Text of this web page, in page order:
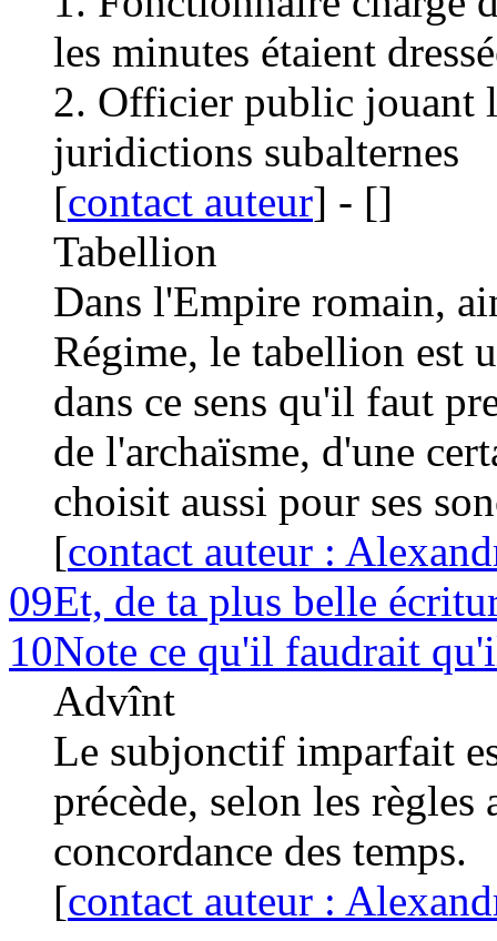
les minutes étaient
2. Officier public jouant
juridictions subalternes
[contact auteur] - []
Tabellion
Dans l'Empire romain,
Régime, le tabellion est
dans ce sens qu'il faut
de l'archaïsme, d'une
choisit aussi pour ses
[contact auteur :
09Et, de ta plus belle
10Note ce qu'il faudrait
Advînt
Le subjonctif imparfait
précède, selon les
concordance des temps.
[contact auteur :